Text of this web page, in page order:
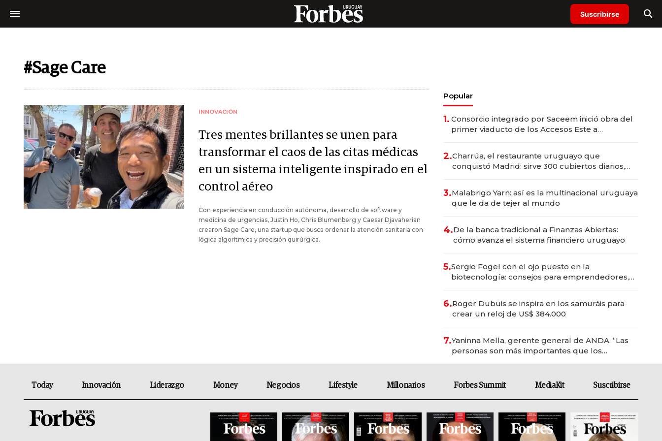
Suscribirse
#Sage Care
INNOVACIÓN
Tres mentes brillantes se unen para
transformar el caos de las citas médicas
en un sistema inteligente inspirado en el
control aéreo
Con experiencia en conducción autónoma, desarrollo de software y
medicina de urgencias, Justin Ho, Chris Blumenberg y Caesar Djavaherian
crearon Sage Care, una startup que busca ordenar la atención sanitaria con
lógica algorítmica y precisión quirúrgica.
Popular
1. Consorcio integrado por Saceem inició obra del
primer viaducto de los Accesos Este a
2.Charrúa, el restaurante uruguayo que
conquistó Madrid: sirve 300 cubiertos diarios,
3.Malabrigo Yarn: así es la multinacional uruguaya
que le da de tejer al mundo
4.De la banca tradicional a Finanzas Abiertas:
cómo avanza el sistema financiero uruguayo
5.Sergio Fogel con el ojo puesto en la
biotecnología: consejos para emprendedores,
6.Roger Dubuis se inspira en los samuráis para
crear un reloj de US$ 384.000
7.Yaninna Mella, gerente general de ANDA: “Las
personas son más importantes que los
Today Innovación Liderazgo Money Negocios Lifestyle Millonarios Forbes Summit MediaKit Suscribirse